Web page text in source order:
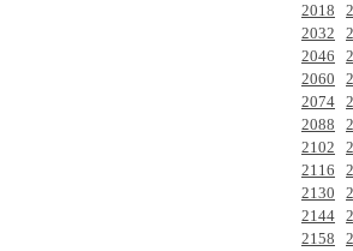
2018
2032
2046
2060
2074
2088
2102
2116
2130
2144
2158